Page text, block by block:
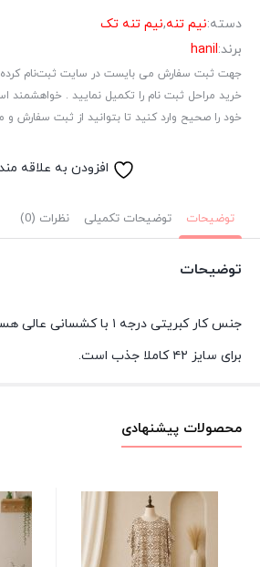
دسته:نیم تنه,نیم تنه تک
برند:hanil
جهت ثبت سفارش می بایست در سایت ثبت‌نام کرده
خرید مراحل ثبت نام را تکمیل نمایید . خواهشمند
خود را صحیح وارد کنید تا بتوانید از ثبت سفارش و
افزودن به علاقه
توضیحات توضیحات تکمیلی نظرات (0)
توضیحات
جنس کار کبریتی درجه ۱ با کشسانی عالی هست.
برای سایز ۴۲ کاملا جذب است.
محصولات پیشنهادی